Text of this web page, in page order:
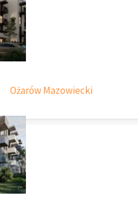
Ożarów Mazowiecki